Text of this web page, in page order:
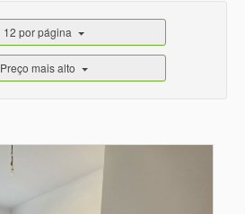
12 por página
Preço mais alto